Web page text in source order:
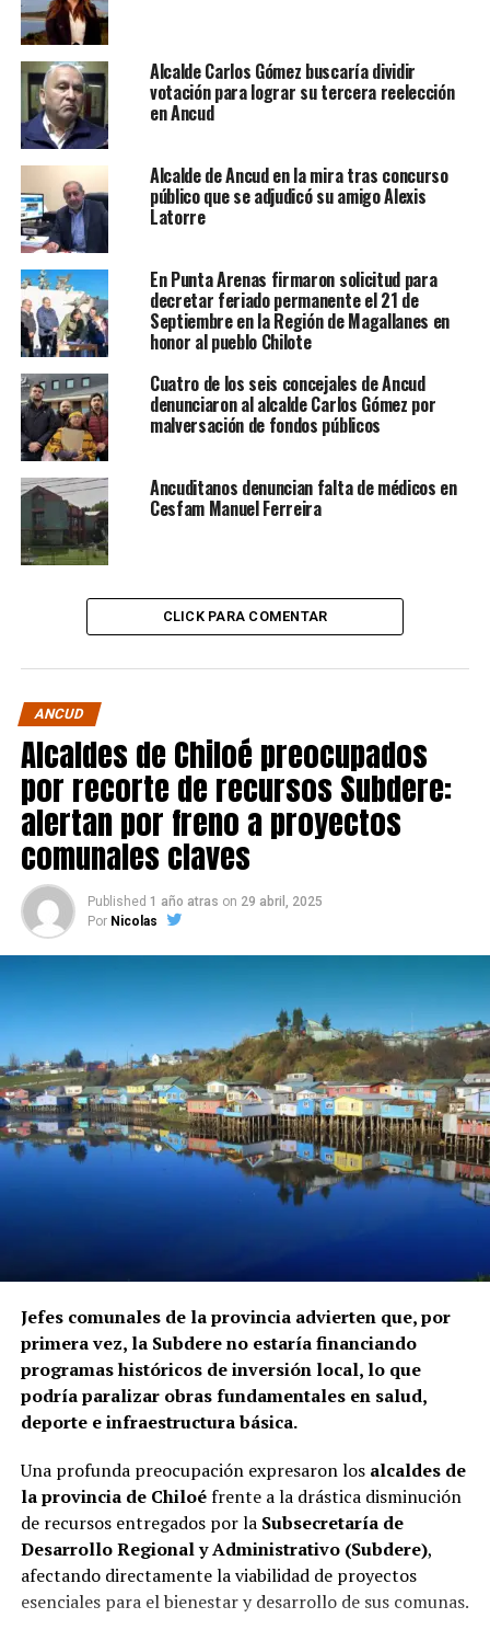
Alcalde Carlos Gómez buscaría dividir
votación para lograr su tercera reelección
en Ancud
Alcalde de Ancud en la mira tras concurso
público que se adjudicó su amigo Alexis
Latorre
En Punta Arenas firmaron solicitud para
decretar feriado permanente el 21 de
Septiembre en la Región de Magallanes en
honor al pueblo Chilote
Cuatro de los seis concejales de Ancud
denunciaron al alcalde Carlos Gómez por
malversación de fondos públicos
Ancuditanos denuncian falta de médicos en
Cesfam Manuel Ferreira
CLICK PARA COMENTAR
ANCUD
Alcaldes de Chiloé preocupados
por recorte de recursos Subdere:
alertan por freno a proyectos
comunales claves
Published 1 año atras on 29 abril, 2025
Por Nicolas
Jefes comunales de la provincia advierten que, por
primera vez, la Subdere no estaría financiando
programas históricos de inversión local, lo que
podría paralizar obras fundamentales en salud,
deporte e infraestructura básica.
Una profunda preocupación expresaron los alcaldes de
la provincia de Chiloéfrente a la drástica disminución
de recursos entregados por la Subsecretaría de
Desarrollo Regional y Administrativo (Subdere),
afectando directamente la viabilidad de proyectos
esenciales para el bienestar y desarrollo de sus comunas.